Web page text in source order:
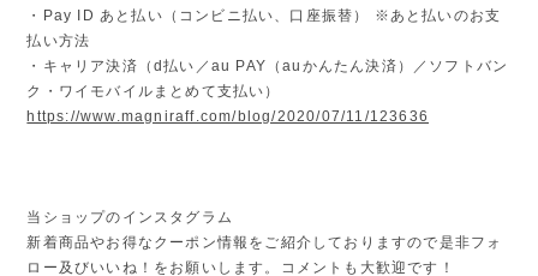
・Pay ID あと払い（コンビニ払い、口座振替） ※あと払いのお支
払い方法
・キャリア決済（d払い／au PAY（auかんたん決済）／ソフトバン
ク・ワイモバイルまとめて支払い）
https://www.magniraff.com/blog/2020/07/11/123636
当ショップのインスタグラム
新着商品やお得なクーポン情報をご紹介しておりますので是非フォ
ロー及びいいね！をお願いします。コメントも大歓迎です！